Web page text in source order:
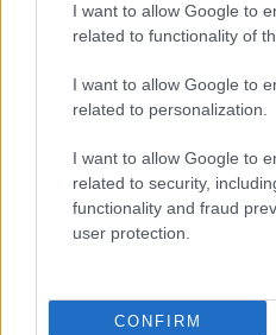
I want to allow Google to
related to functionality of
I want to allow Google to
related to personalization.
I want to allow Google to
related to security,
functionality and fraud
user protection.
CONFIRM
Szólj hozzá!